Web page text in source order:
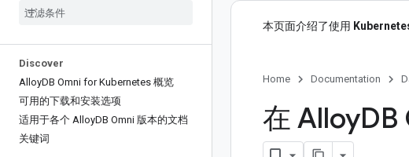
Discover
AlloyDB Omni for Kubernetes 概览
可用的下载和安装选项
适用于各个 AlloyDB Omni 版本的文档
关键词
本页面介绍了使用
Home Documentation
在 AlloyDB